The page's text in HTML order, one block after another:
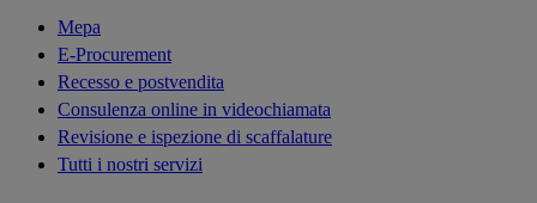
Mepa
E-Procurement
Recesso e postvendita
Consulenza online in videochiamata
Revisione e ispezione di scaffalature
Tutti i nostri servizi